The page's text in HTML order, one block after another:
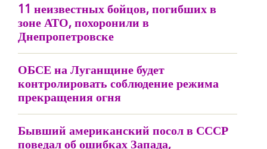
11 неизвестных бойцов, погибших в
зоне АТО, похоронили в
Днепропетровске
ОБСЕ на Луганщине будет
контролировать соблюдение режима
прекращения огня
Бывший американский посол в СССР
поведал об ошибках Запада,